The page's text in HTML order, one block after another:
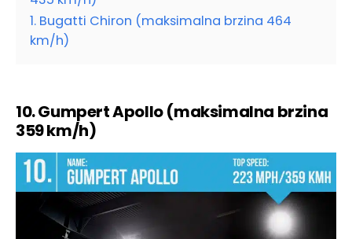
1. Bugatti Chiron (maksimalna brzina 464
km/h)
10. Gumpert Apollo (maksimalna brzina
359 km/h)